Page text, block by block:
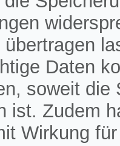
Daten
soweit
ist. Zudem
Wirkung